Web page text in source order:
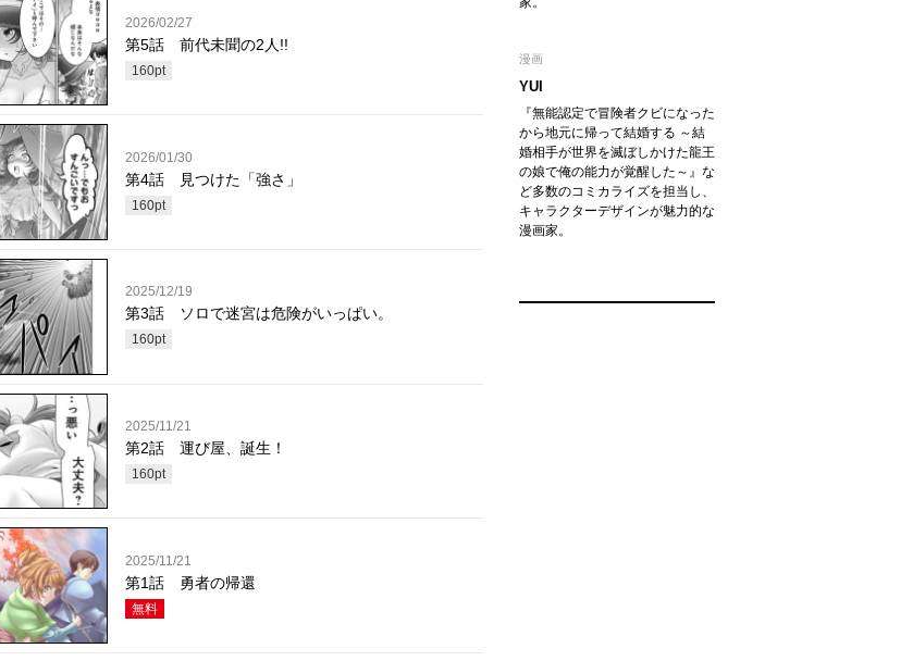
2026/02/27
第5話 前代未聞の2人!!
160pt
2026/01/30
第4話 見つけた「強さ」
160pt
2025/12/19
第3話 ソロで迷宮は危険がいっぱい。
160pt
2025/11/21
第2話 運び屋、誕生！
160pt
2025/11/21
第1話 勇者の帰還
無料
漫画
YUI
『無能認定で冒険者クビになった
から地元に帰って結婚する ～結
婚相手が世界を滅ぼしかけた龍王
の娘で俺の能力が覚醒した～』な
ど多数のコミカライズを担当し、
キャラクターデザインが魅力的な
漫画家。